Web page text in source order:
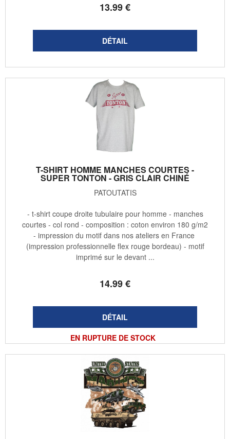
13.99€
T-SHIRT HOMME MANCHES COURTES -
SUPER TONTON - GRIS CLAIR CHINÉ
PATOUTATIS
14.99€
EN RUPTURE DE STOCK
- t-shirt coupe droite tubulaire pour homme - manches
courtes - col rond - composition : coton environ 180 g/m2
- impression du motif dans nos ateliers en France
(impression professionnelle flex rouge bordeau) - motif
imprimé sur le devant ...